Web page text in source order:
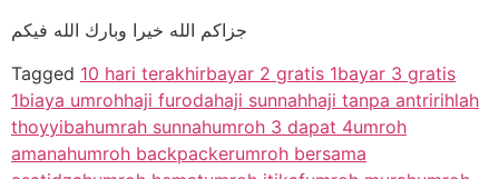
جزاكم الله خيرا وبارك الله فيكم
Tagged 10 hari terakhirbayar 2 gratis 1bayar 3 gratis
1biaya umrohhaji furodahaji sunnahhaji tanpa antririhlah
thoyyibahumrah sunnahumroh 3 dapat 4umroh
amanahumroh backpackerumroh bersama